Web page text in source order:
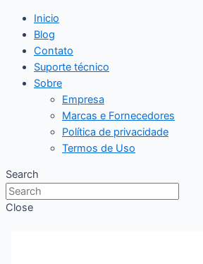
Inicio
Blog
Contato
Suporte técnico
Sobre
Empresa
Marcas e Fornecedores
Política de privacidade
Termos de Uso
Search
Close